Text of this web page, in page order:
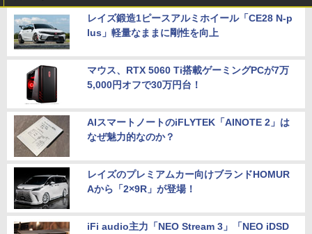
レイズ鍛造1ピースアルミホイール「CE28 N-p
lus」軽量なままに剛性を向上
マウス、RTX 5060 Ti搭載ゲーミングPCが7万
5,000円オフで30万円台！
AIスマートノートのiFLYTEK「AINOTE 2」は
なぜ魅力的なのか？
レイズのプレミアムカー向けブランドHOMUR
Aから「2×9R」が登場！
iFi audio主力「NEO Stream 3」「NEO iDSD